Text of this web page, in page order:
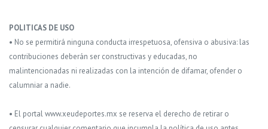
POLITICAS DE USO
• No se permitirá ninguna conducta irrespetuosa, ofensiva o abusiva: las
contribuciones deberán ser constructivas y educadas, no
malintencionadas ni realizadas con la intención de difamar, ofender o
calumniar a nadie.
• El portal www.xeudeportes.mx se reserva el derecho de retirar o